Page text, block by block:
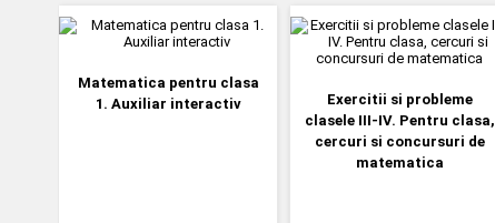
Matematica pentru clasa
1. Auxiliar interactiv
Exercitii si probleme
clasele III-IV. Pentru clasa,
cercuri si concursuri de
matematica